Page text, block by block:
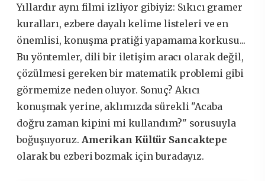
Yıllardır aynı filmi izliyor gibiyiz: Sıkıcı gramer
kuralları, ezbere dayalı kelime listeleri ve en
önemlisi, konuşma pratiği yapamama korkusu...
Bu yöntemler, dili bir iletişim aracı olarak değil,
çözülmesi gereken bir matematik problemi gibi
görmemize neden oluyor. Sonuç? Akıcı
konuşmak yerine, aklımızda sürekli "Acaba
doğru zaman kipini mi kullandım?" sorusuyla
boğuşuyoruz. Amerikan Kültür Sancaktepe
olarak bu ezberi bozmak için buradayız.